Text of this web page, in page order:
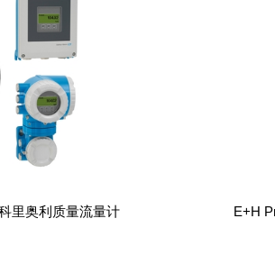
里奥利质量流量计 E+H